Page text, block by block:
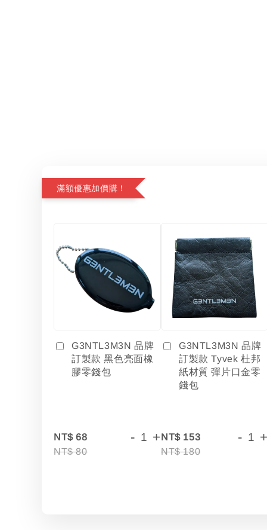
滿額優惠加價購！
G3NTL3M3N 品牌
訂製款 黑色亮面橡
膠零錢包
NT$ 68
NT$ 80
- +
G3NTL3M3N 品牌
訂製款 Tyvek 杜邦
紙材質 彈片口金零
錢包
NT$ 153
NT$ 180
-